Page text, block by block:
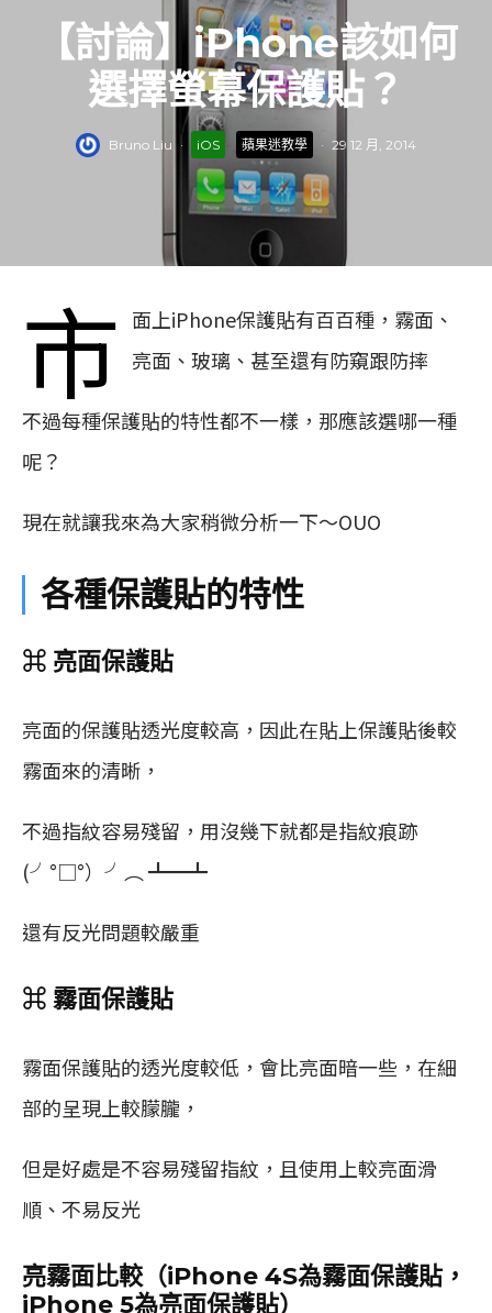
【討論】iPhone該如何
選擇螢幕保護貼？
Bruno Liu · iOS 蘋果迷教學 · 29 12 月, 2014
市 面上iPhone保護貼有百百種，霧面、
亮面、玻璃、甚至還有防窺跟防摔
不過每種保護貼的特性都不一樣，那應該選哪一種
呢？
現在就讓我來為大家稍微分析一下～OUO
各種保護貼的特性
⌘ 亮面保護貼
亮面的保護貼透光度較高，因此在貼上保護貼後較
霧面來的清晰，
不過指紋容易殘留，用沒幾下就都是指紋痕跡
(╯°□°）╯︵ ┻━┻
還有反光問題較嚴重
⌘ 霧面保護貼
霧面保護貼的透光度較低，會比亮面暗一些，在細
部的呈現上較朦朧，
但是好處是不容易殘留指紋，且使用上較亮面滑
順、不易反光
亮霧面比較（iPhone 4S為霧面保護貼，
iPhone 5為亮面保護貼）